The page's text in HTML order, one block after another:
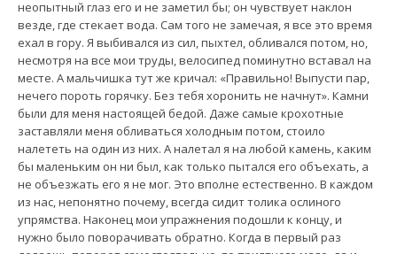
неопытный глаз его и не заметил бы; он чувствует наклон
везде, где стекает вода. Сам того не замечая, я все это время
ехал в гору. Я выбивался из сил, пыхтел, обливался потом, но,
несмотря на все мои труды, велосипед поминутно вставал на
месте. А мальчишка тут же кричал: «Правильно! Выпусти пар,
нечего пороть горячку. Без тебя хоронить не начнут». Камни
были для меня настоящей бедой. Даже самые крохотные
заставляли меня обливаться холодным потом, стоило
налететь на один из них. А налетал я на любой камень, каким
бы маленьким он ни был, как только пытался его объехать, а
не объезжать его я не мог. Это вполне естественно. В каждом
из нас, непонятно почему, всегда сидит толика ослиного
упрямства. Наконец мои упражнения подошли к концу, и
нужно было поворачивать обратно. Когда в первый раз